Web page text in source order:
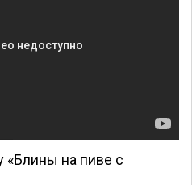
«Блины на пиве с